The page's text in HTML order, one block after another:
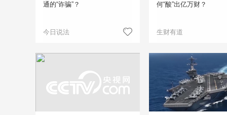
通的“诈骗”？
今日说法
何“酸”出亿万财？
生财有道